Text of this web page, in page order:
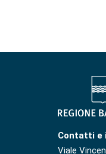
Contatti e
Viale